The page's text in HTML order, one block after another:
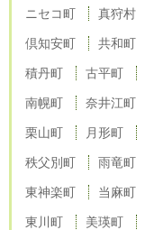
ニセコ町 真狩村
倶知安町 共和町
積丹町 古平町
南幌町 奈井江町
栗山町 月形町
秩父別町 雨竜町
東神楽町 当麻町
東川町 美瑛町